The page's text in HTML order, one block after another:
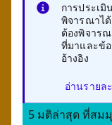
การประเ
พิจารณาได้
ต้องพิจาร
ที่มาและข้
อ้างอิง
อ่านรายล
5 มติล่าสุด ที่สม